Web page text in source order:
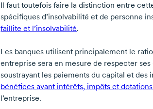
Il faut toutefois faire la distinction entre
spécifiques d’insolvabilité et de personne
faillite et l’insolvabilité.
Les banques utilisent principalement le
entreprise sera en mesure de respecter
soustrayant les paiements du capital et des
bénéfices avant intérêts, impôts et
l’entreprise.